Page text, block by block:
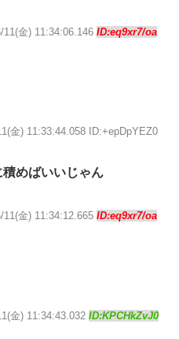
11(金) 11:34:06.146 ID:eq9xr7/oa
金) 11:33:44.058 ID:+epDpYEZ0
めばいいじゃん
11(金) 11:34:12.665 ID:eq9xr7/oa
金) 11:34:43.032 ID:KPCHkZvJ0